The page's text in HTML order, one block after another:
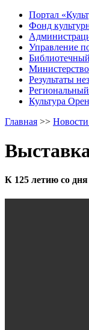
Портал
Фонд
Управление
Результаты
Культура
Главная >>
К 125 летию со